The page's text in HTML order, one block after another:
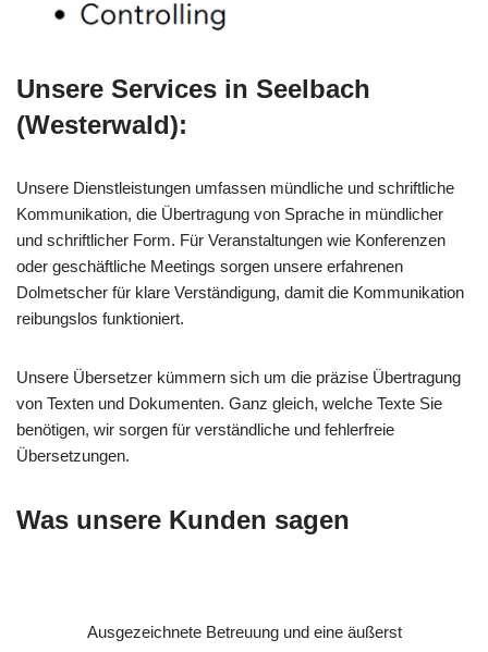
Unsere Services in Seelbach
(Westerwald):
Unsere Dienstleistungen umfassen mündliche und schriftliche
Kommunikation, die Übertragung von Sprache in mündlicher
und schriftlicher Form. Für Veranstaltungen wie Konferenzen
oder geschäftliche Meetings sorgen unsere erfahrenen
Dolmetscher für klare Verständigung, damit die Kommunikation
reibungslos funktioniert.
Unsere Übersetzer kümmern sich um die präzise Übertragung
von Texten und Dokumenten. Ganz gleich, welche Texte Sie
benötigen, wir sorgen für verständliche und fehlerfreie
Übersetzungen.
Was unsere Kunden sagen
Ausgezeichnete Betreuung und eine äußerst